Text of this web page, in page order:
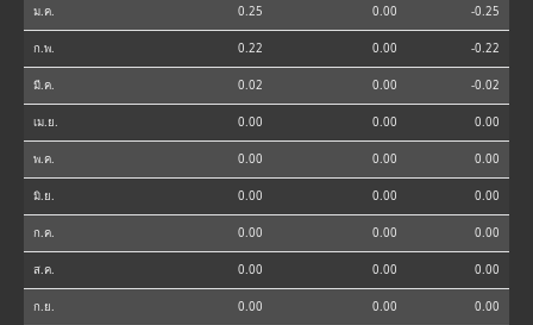
ม.ค. 0.25 0.00 -0.25
ก.พ. 0.22 0.00 -0.22
มี.ค. 0.02 0.00 -0.02
เม.ย. 0.00 0.00 0.00
พ.ค. 0.00 0.00 0.00
มิ.ย. 0.00 0.00 0.00
ก.ค. 0.00 0.00 0.00
ส.ค. 0.00 0.00 0.00
ก.ย. 0.00 0.00 0.00